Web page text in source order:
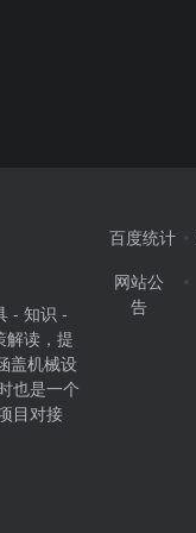
- 知识 -
解读，提
盖机械设
也是一个
目对接
百度统计
网站公
告